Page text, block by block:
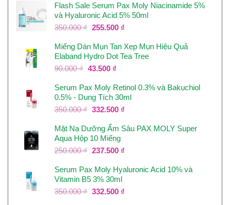
là:
350.000 ₫.
tại
là:
332.500 ₫.
Flash Sale Serum Pax Moly Niacinamide 5%
và Hyaluronic Acid 5% 50ml
350.000₫ Giá
là:
350.000 ₫.
255.500 ₫Giá
tại
là:
Miếng Dán Mụn Tan Xẹp Mụn Hiệu Quả
Elaband Hydro Dot Tea Tree
90.000₫ Giá
là:
90.000 ₫.
43.500 ₫Giá
tại
là:
43.500 ₫.
Serum Pax Moly Retinol 0.3% và Bakuchiol
0.5% - Dung Tích 30ml
350.000₫ Giá
là:
350.000 ₫.
332.500 ₫Giá
tại
332.500 ₫.
Mặt Nạ Dưỡng Ẩm Sâu PAX MOLY Super
Aqua Hộp 10 Miếng
250.000₫ Giá
là:
250.000 ₫.
237.500 ₫Giá
tại
237.500 ₫.
Serum Pax Moly Hyaluronic Acid 10% và
Vitamin B5 3% 30ml
350.000₫ Giá
332.500 ₫Giá